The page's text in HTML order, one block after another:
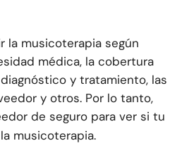
la musicoterapia según
médica, la cobertura
y tratamiento, las
y otros. Por lo tanto,
de seguro para ver si tu
musicoterapia.